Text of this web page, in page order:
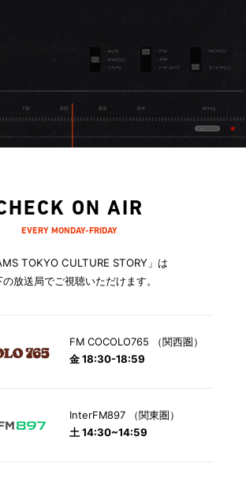
ON AIR
EVERY MONDAY-FRIDAY
TOKYO CULTURE STORY」は
の放送局でご視聴いただけます。
FM COCOLO765 （関西圏）
金 18:30-18:59
InterFM897 （関東圏）
土 14:30~14:59